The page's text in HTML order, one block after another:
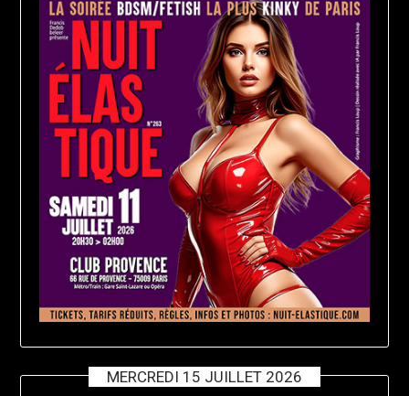
MERCREDI 15 JUILLET 2026